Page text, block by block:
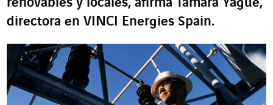
directora en VINCI Energies Spain.